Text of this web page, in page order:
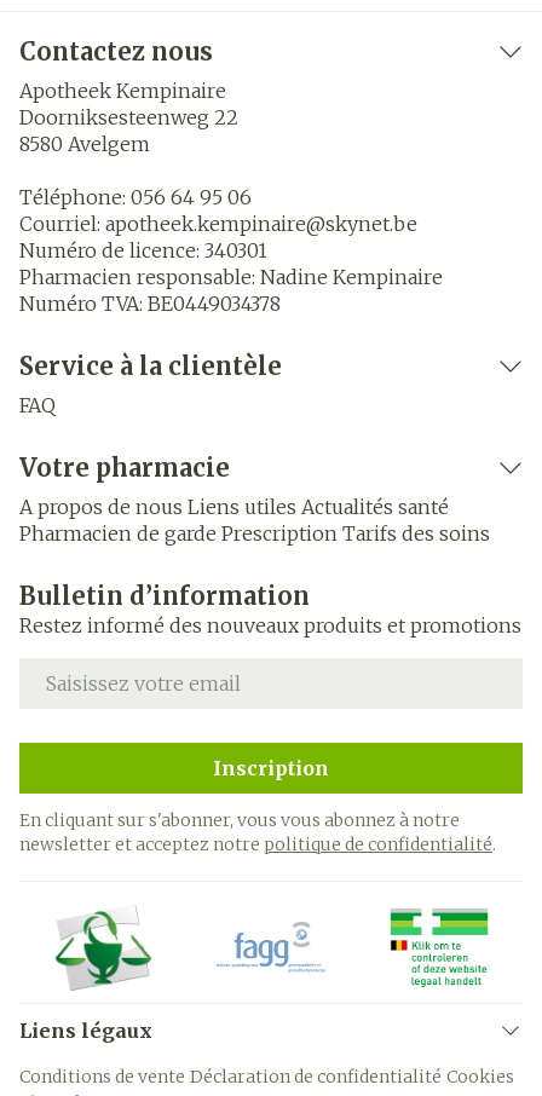
Contactez nous
Apotheek Kempinaire
Doorniksesteenweg 22
8580 Avelgem
Téléphone: 056 64 95 06
Courriel: apotheek.kempinaire@skynet.be
Numéro de licence: 340301
Pharmacien responsable: Nadine Kempinaire
Numéro TVA: BE0449034378
Service à la clientèle
FAQ
Votre pharmacie
A propos de nous Liens utiles Actualités santé
Pharmacien de garde Prescription Tarifs des soins
Bulletin d’information
Restez informé des nouveaux produits et promotions
Adresse mail
Inscription
En cliquant sur s'abonner, vous vous abonnez à notre
newsletter et acceptez notre politique de confidentialité.
Liens légaux
Conditions de vente Déclaration de confidentialité Cookies